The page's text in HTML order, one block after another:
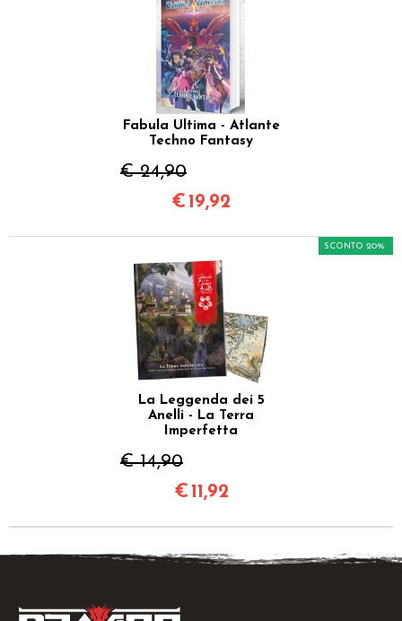
Fabula Ultima - Atlante
Techno Fantasy
€ 24,90
€ 19,92
La Leggenda dei 5
Anelli - La Terra
Imperfetta
€ 14,90
SCONTO 20%
€ 11,92